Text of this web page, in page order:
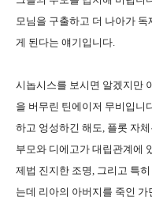
모님을 구출하고 더 나아가
게 된다는 얘기입니다.
시놉시스를 보시면 알겠지만
을 버무린 틴에이저 무비입니
하고 엉성하긴 해도, 플롯 자
부모와 디에고가 대립관계에
제법 진지한 조명, 그리고 특
는데 리아의 아버지를 죽인